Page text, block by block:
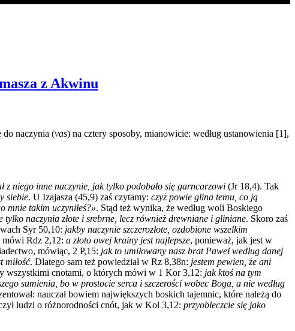
z Akwinu
do naczynia (vas) na cztery sposoby, mianowicie: według ustanowienia [1],
z niego inne naczynie, jak tylko podobało się garncarzowi (Jr 18,4). Tak
siebie. U Izajasza (45,9) zaś czytamy: czyż powie glina temu, co ją
mnie takim uczyniłeś?». Stąd też wynika, że według woli Boskiego
naczynia złote i srebrne, lecz również drewniane i gliniane. Skoro zaś
Syr 50,10: jakby naczynie szczerozłote, ozdobione wszelkim
mówi Rdz 2,12: a złoto owej krainy jest najlepsze, ponieważ, jak jest w
mówiąc, 2 P,15: jak to umiłowany nasz brat Paweł według danej
miłość. Dlatego sam też powiedział w Rz 8,38n: jestem pewien, że ani
wszystkimi cnotami, o których mówi w 1 Kor 3,12: jak ktoś na tym
sumienia, bo w prostocie serca i szczerości wobec Boga, a nie według
nauczał bowiem największych boskich tajemnic, które należą do
ludzi o różnorodności cnót, jak w Kol 3,12: przyobleczcie się jako